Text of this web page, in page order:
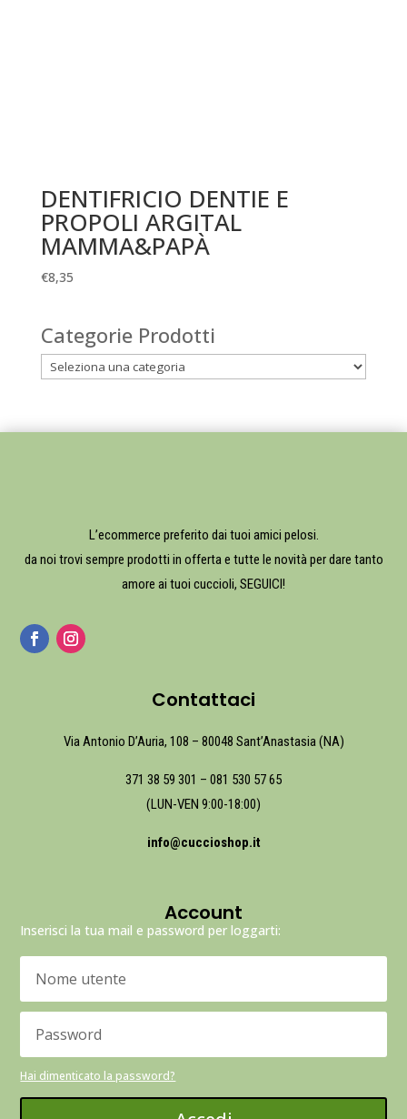
DENTIFRICIO DENTIE E
PROPOLI ARGITAL
MAMMA&PAPÀ
€8,35
Categorie Prodotti
L’ecommerce preferito dai tuoi amici pelosi.
da noi trovi sempre prodotti in offerta e tutte le novità per dare tanto
amore ai tuoi cuccioli, SEGUICI!
Contattaci
Via Antonio D’Auria, 108 – 80048 Sant’Anastasia (NA)
371 38 59 301 – 081 530 57 65
(LUN-VEN 9:00-18:00)
info@cuccioshop.it
Account
Inserisci la tua mail e password per loggarti:
Hai dimenticato la password?